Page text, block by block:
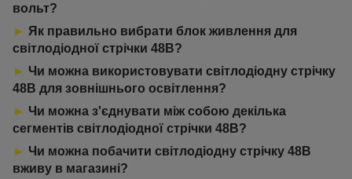
вольт?
► Як правильно вибрати блок живлення для
світлодіодної стрічки 48В?
► Чи можна використовувати світлодіодну стрічку
48В для зовнішнього освітлення?
► Чи можна з'єднувати між собою декілька
сегментів світлодіодної стрічки 48В?
► Чи можна побачити світлодіодну стрічку 48В
вживу в магазині?